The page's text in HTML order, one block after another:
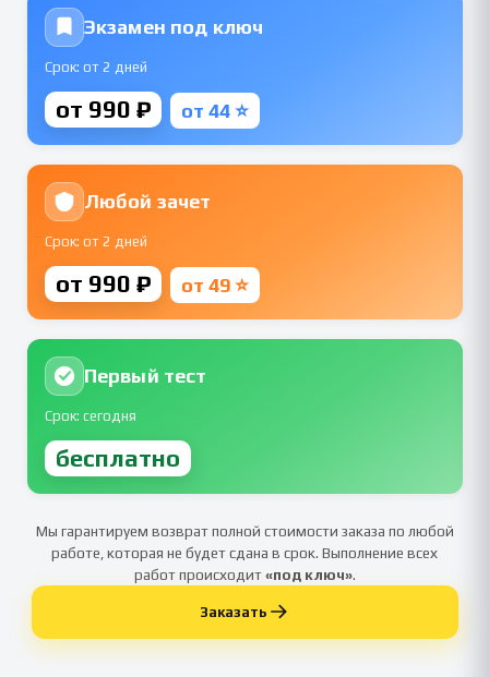
Экзамен под ключ
Срок: от 2 дней
от 990 ₽ от 44 ⭐
Любой зачет
Срок: от 2 дней
от 990 ₽ от 49 ⭐
Первый тест
Срок: сегодня
бесплатно
Мы гарантируем возврат полной стоимости заказа по любой
работе, которая не будет сдана в срок. Выполнение всех
работ происходит«под ключ».
Заказать